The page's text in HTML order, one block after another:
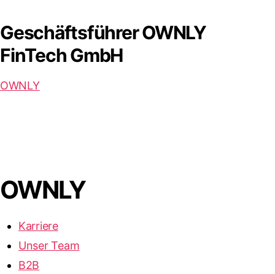
Geschäftsführer OWNLY
FinTech GmbH
OWNLY
OWNLY
Karriere
Unser Team
B2B